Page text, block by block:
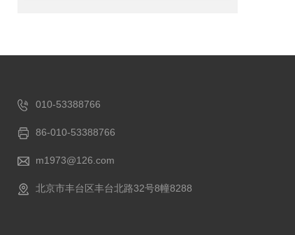
010-53388766
86-010-53388766
m1973@126.com
北京市丰台区丰台北路32号8幢8288